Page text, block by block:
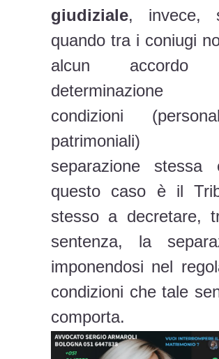
giudiziale, invece,
quando tra i coniugi
alcun accordo
determinazione
condizioni
patrimoniali)
separazione stessa
questo caso è il
stesso a decretare,
sentenza, la
imponendosi nel
condizioni che tale
comporta.